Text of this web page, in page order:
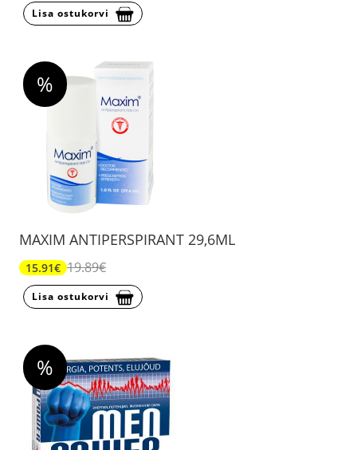
Lisa ostukorvi
%
MAXIM ANTIPERSPIRANT 29,6ML
15.91€ 19.89€
Lisa ostukorvi
%